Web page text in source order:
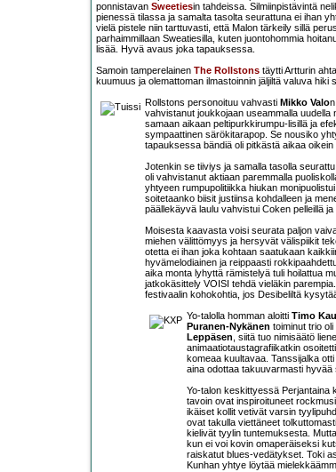
ponnistavan Sweetiesin tahdeissa. Silmiinpistävintä
pienessä tilassa ja samalta tasolta seurattuna ei ihan
vielä pistele niin tarttuvasti, että Malon tärkeily sillä
parhaimmillaan Sweatiesilla, kuten juontohommia
lisää. Hyvä avaus joka tapauksessa.
Samoin tamperelainen The Rollstons täytti Artturin
kuumuus ja olemattoman ilmastoinnin jäljiltä valuva
Rollstons personoituu vahvasti Mikko Valo
vahvistanut joukkojaan useammalla
samaan aikaan peltipurkkirumpu-lisillä ja
sympaattinen särökitarapop. Se nousiko
tapauksessa bändiä oli pitkästä aikaa
Jotenkin se tiiviys ja samalla tasolla
oli vahvistanut aktiaan paremmalla
yhtyeen rumpupolitiikka hiukan
soitetaanko biisit justiinsa kohdalleen ja
päällekäyvä laulu vahvistui Coken pelleillä
Moisesta kaavasta voisi seurata paljon
miehen välittömyys ja hersyvät välispiikit
otetta ei ihan joka kohtaan saatukaan
hyvämelodiainen ja reippaasti
aika monta lyhyttä rämistelyä tuli hoilattua
jatkokäsittely VOISI tehdä vieläkin
festivaalin kohokohtia, jos Desibeliltä
Yo-talolla homman aloitti Timo
Puranen-Nykänen toiminut trio
Leppäsen, siitä tuo nimisäätö
animaatiotaustagrafiikatkin
komeaa kuultavaa. Tanssijalka
aina odottaa takuuvarmasti
Yo-talon keskittyessä Perjantaina
tavoin ovat inspiroituneet
ikäiset kollit vetivät varsin
ovat takulla viettäneet
kielivät tyylin tuntemuksesta.
kun ei voi kovin omaperäiseksi
raiskatut blues-vedätykset. Toki
Kunhan yhtye löytää